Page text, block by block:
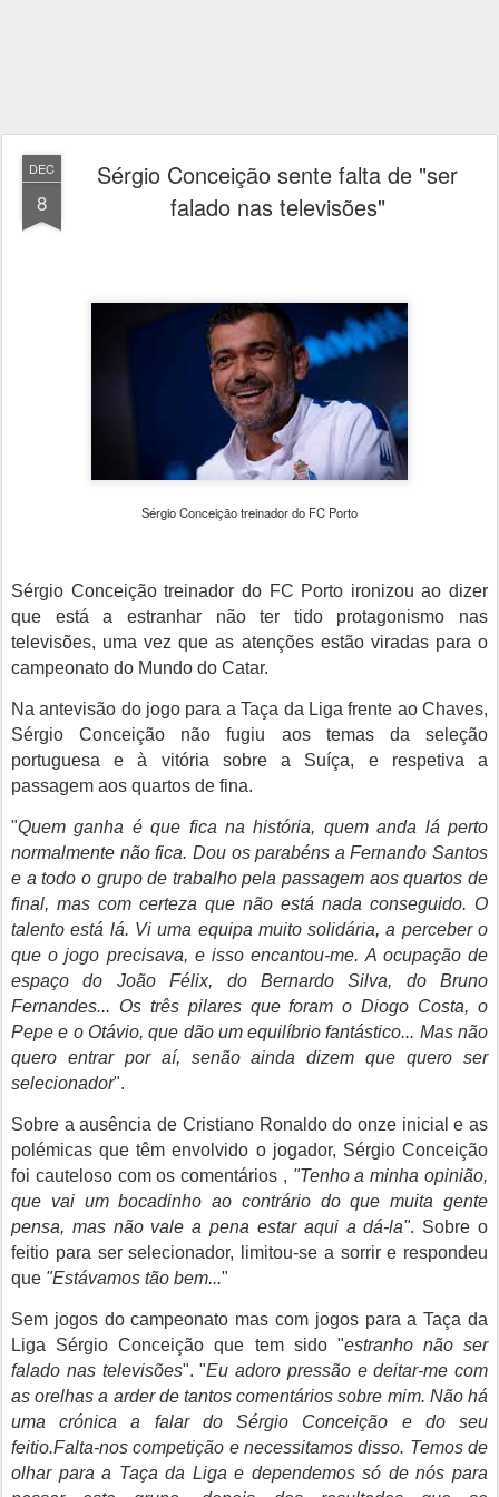
DEC
8
Sérgio Conceição sente falta de "ser
falado nas televisões"
Sérgio Conceição treinador do FC Porto
Sérgio Conceição treinador do FC Porto ironizou ao dizer
que está a estranhar não ter tido protagonismo nas
televisões, uma vez que as atenções estão viradas para o
campeonato do Mundo do Catar.
Na antevisão do jogo para a Taça da Liga frente ao Chaves,
Sérgio Conceição não fugiu aos temas da seleção
portuguesa e à vitória sobre a Suíça, e respetiva a
passagem aos quartos de fina.
"Quem ganha é que fica na história, quem anda lá perto
normalmente não fica. Dou os parabéns a Fernando Santos
e a todo o grupo de trabalho pela passagem aos quartos de
final, mas com certeza que não está nada conseguido. O
talento está lá. Vi uma equipa muito solidária, a perceber o
que o jogo precisava, e isso encantou-me. A ocupação de
espaço do João Félix, do Bernardo Silva, do Bruno
Fernandes... Os três pilares que foram o Diogo Costa, o
Pepe e o Otávio, que dão um equilíbrio fantástico... Mas não
quero entrar por aí, senão ainda dizem que quero ser
selecionador".
Sobre a ausência de Cristiano Ronaldo do onze inicial e as
polémicas que têm envolvido o jogador, Sérgio Conceição
foi cauteloso com os comentários , "Tenho a minha opinião,
que vai um bocadinho ao contrário do que muita gente
pensa, mas não vale a pena estar aqui a dá-la". Sobre o
feitio para ser selecionador, limitou-se a sorrir e respondeu
que "Estávamos tão bem..."
Sem jogos do campeonato mas com jogos para a Taça da
Liga Sérgio Conceição que tem sido "estranho não ser
falado nas televisões". "Eu adoro pressão e deitar-me com
as orelhas a arder de tantos comentários sobre mim. Não há
uma crónica a falar do Sérgio Conceição e do seu
feitio.Falta-nos competição e necessitamos disso. Temos de
olhar para a Taça da Liga e dependemos só de nós para